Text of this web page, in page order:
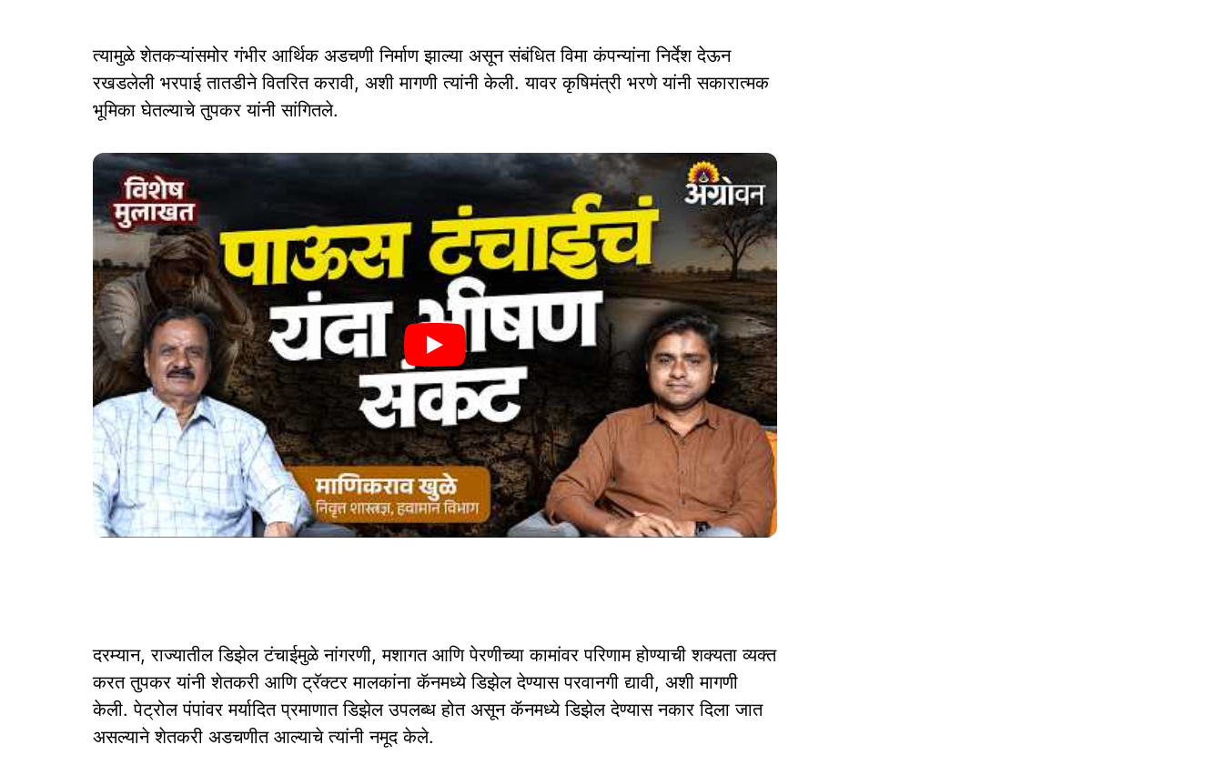
त्यामुळे शेतकऱ्यांसमोर गंभीर आर्थिक अडचणी निर्माण झाल्या असून संबंधित विमा कंपन्यांना निर्देश देऊन
रखडलेली भरपाई तातडीने वितरित करावी, अशी मागणी त्यांनी केली. यावर कृषिमंत्री भरणे यांनी सकारात्मक
भूमिका घेतल्याचे तुपकर यांनी सांगितले.
दरम्यान, राज्यातील डिझेल टंचाईमुळे नांगरणी, मशागत आणि पेरणीच्या कामांवर परिणाम होण्याची शक्यता व्यक्त
करत तुपकर यांनी शेतकरी आणि ट्रॅक्टर मालकांना कॅनमध्ये डिझेल देण्यास परवानगी द्यावी, अशी मागणी
केली. पेट्रोल पंपांवर मर्यादित प्रमाणात डिझेल उपलब्ध होत असून कॅनमध्ये डिझेल देण्यास नकार दिला जात
असल्याने शेतकरी अडचणीत आल्याचे त्यांनी नमूद केले.